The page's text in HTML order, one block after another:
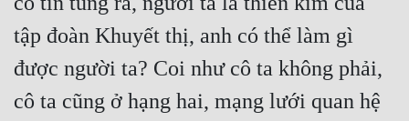
Ngôn Tình
Ngược
Nữ Cường
tập đoàn Khuyết thị, anh có thể làm gì
được người ta? Coi như cô ta không phải,
cô ta cũng ở hạng hai, mạng lưới quan hệ